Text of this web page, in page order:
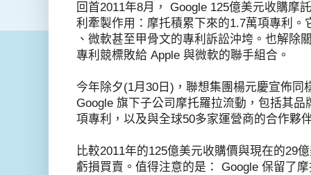
回首2011年8月， Google 125億美元收購摩
利牽製作用：摩托積累下來的1.7萬項專利。
、微軟甚至甲骨文的專利訴訟沖垮。也解除
專利競標敗給 Apple 與微軟的聯手組合。
今年除夕(1月30日)，聯想集團楊元慶宣佈同
Google 旗下子公司摩托羅拉流動，包括其品
項專利，以及與全球50多家運營商的合作夥
比較2011年的125億美元收購價與現在的29
虧損買賣。值得注意的是： Google 保留了